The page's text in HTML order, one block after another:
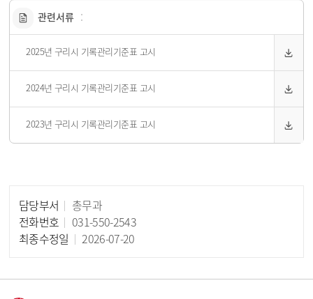
관련서류
2025년 구리시 기록관리기준표 고시
2024년 구리시 기록관리기준표 고시
2023년 구리시 기록관리기준표 고시
담당부서
총무과
전화번호
031-550-2543
최종수정일
2026-07-20